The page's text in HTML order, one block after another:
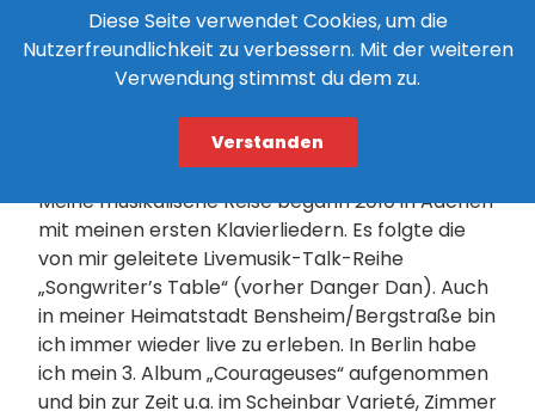
PRESSESTIMMEN
Diese Seite enthält Pressefotos zum Download
und ausgewählte Pressestimmen zu meinen
Meine musikalische Reise begann 2010 in Aachen
mit meinen ersten Klavierliedern. Es folgte die
von mir geleitete Livemusik-Talk-Reihe
„Songwriter’s Table“ (vorher Danger Dan). Auch
in meiner Heimatstadt Bensheim/Bergstraße bin
ich immer wieder live zu erleben. In Berlin habe
ich mein 3. Album „Courageuses“ aufgenommen
und bin zur Zeit u.a. im Scheinbar Varieté, Zimmer
Diese Seite verwendet Cookies, um die
Nutzerfreundlichkeit zu verbessern. Mit der weiteren
Verwendung stimmst du dem zu.
Verstanden